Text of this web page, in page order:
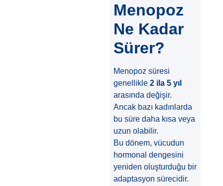
Menopoz
Ne Kadar
Sürer?
Menopoz süresi
genellikle 2 ila 5 yıl
arasında değişir.
Ancak bazı kadınlarda
bu süre daha kısa veya
uzun olabilir.
Bu dönem, vücudun
hormonal dengesini
yeniden oluşturduğu bir
adaptasyon sürecidir.